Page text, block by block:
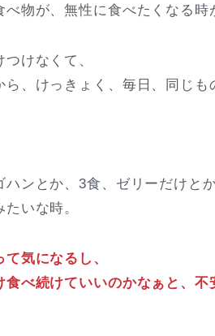
べ物が、無性に食べたくなる時
けなくて、
、けっきょく、毎日、同じも
ンとか、3食、ゼリーだけと
いな時。
気になるし、
べ続けていいのかなぁと、不